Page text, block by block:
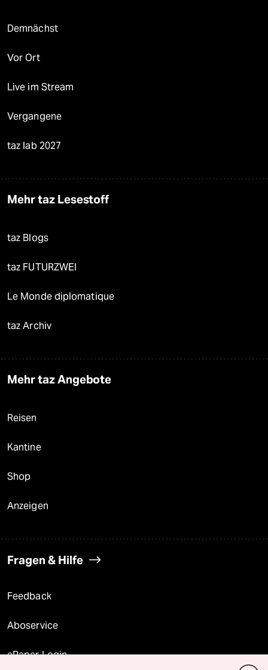
Demnächst
Vor Ort
Live im Stream
Vergangene
taz lab 2027
Mehr taz Lesestoff
taz Blogs
taz FUTURZWEI
Le Monde diplomatique
taz Archiv
Mehr taz Angebote
Reisen
Kantine
Shop
Anzeigen
Fragen & Hilfe
Feedback
Aboservice
ePaper Login